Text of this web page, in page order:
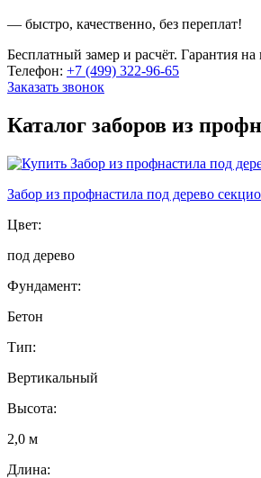
— быстро, качественно, без переплат!
Бесплатный замер и расчёт. Гарантия
Телефон: +7 (499) 322-96-65
Заказать звонок
Каталог заборов из
Забор из профнастила под дерево
Цвет:
под дерево
Фундамент:
Бетон
Тип:
Вертикальный
Высота:
2,0 м
Длина: